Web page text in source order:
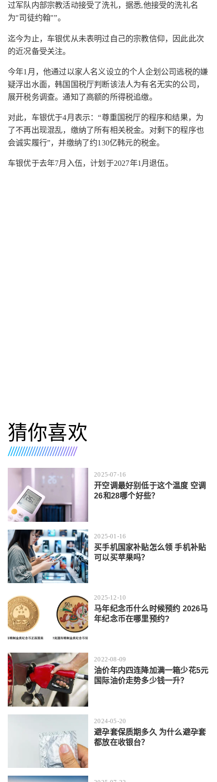
过军队内部宗教活动接受了洗礼，据悉,他接受的洗礼名
为"司徒约翰"”。
迄今为止，车银优从未表明过自己的宗教信仰，因此此次
的近况备受关注。
今年1月，他通过以家人名义设立的个人企划公司逃税的嫌
疑浮出水面，韩国国税厅判断该法人为有名无实的公司，
展开税务调查。通知了高额的所得税追缴。
对此，车银优于4月表示：“尊重国税厅的程序和结果，为
了不再出现混乱，缴纳了所有相关税金。对剩下的程序也
会诚实履行”，并缴纳了约130亿韩元的税金。
车银优于去年7月入伍，计划于2027年1月退伍。
猜你喜欢
2025-07-16
开空调最好别低于这个温度 空调
26和28哪个好些？
2025-01-16
买手机国家补贴怎么领 手机补贴
可以买苹果吗？
2025-12-10
马年纪念币什么时候预约 2026马
年纪念币在哪里预约?
2022-08-09
油价年内四连降加满一箱少花5元
国际油价走势多少钱一升？
2024-05-20
避孕套保质期多久 为什么避孕套
都放在收银台？